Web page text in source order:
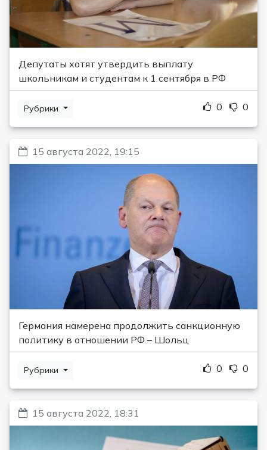
Депутаты хотят утвердить выплату
школьникам и студентам к 1 сентября в РФ
Рубрики 0 0
15 августа 2022, 19:15
Германия намерена продолжить санкционную
политику в отношении РФ – Шольц
Рубрики 0 0
15 августа 2022, 18:31